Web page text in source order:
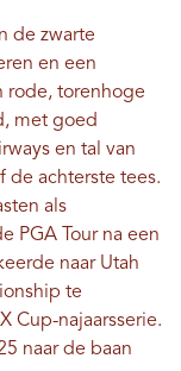
de zwarte
en een
rode, torenhoge
met goed
en tal van
de achterste tees.
als
PGA Tour na een
naar Utah
te
Cup-najaarsserie.
naar de baan